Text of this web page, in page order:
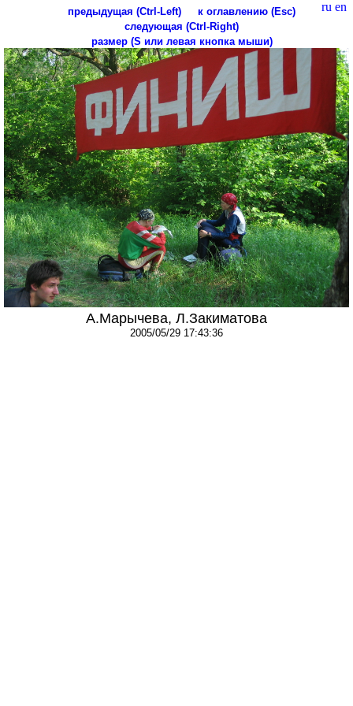
ru en
предыдущая (Ctrl-Left)
к оглавлению (Esc)
следующая (Ctrl-Right)
размер (S или левая кнопка мыши)
А.Марычева, Л.Закиматова
2005/05/29 17:43:36